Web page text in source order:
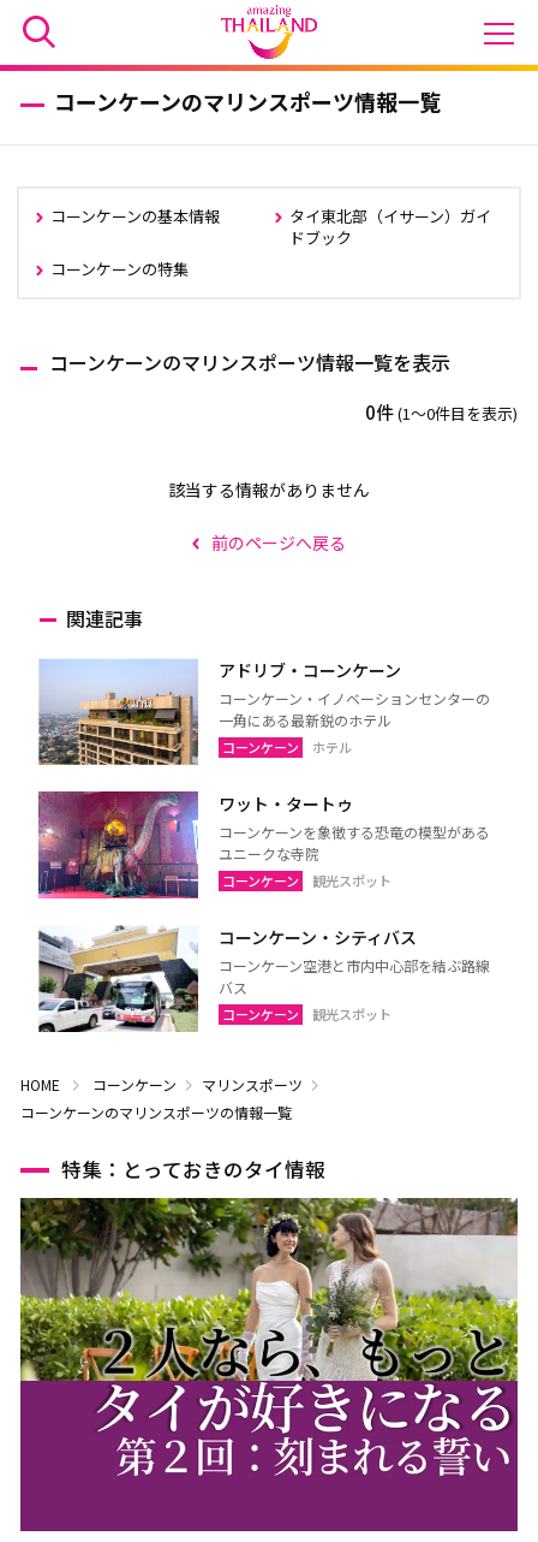
コーンケーンのマリンスポーツ情報一覧
コーンケーンの基本情報
タイ東北部（イサーン）ガイ
ドブック
コーンケーンの特集
コーンケーンのマリンスポーツ情報一覧を表示
0件(1〜0件目を表示)
該当する情報がありません
前のページへ戻る
関連記事
アドリブ・コーンケーン
コーンケーン・イノベーションセンターの
一角にある最新鋭のホテル
コーンケーン ホテル
ワット・タートゥ
コーンケーンを象徴する恐竜の模型がある
ユニークな寺院
コーンケーン 観光スポット
コーンケーン・シティバス
コーンケーン空港と市内中心部を結ぶ路線
バス
コーンケーン 観光スポット
HOME コーンケーン
マリンスポーツ
コーンケーンのマリンスポーツの情報一覧
特集：とっておきのタイ情報